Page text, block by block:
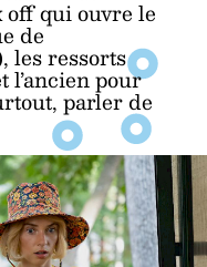
off qui ouvre le
de
les ressorts
pour
parler de